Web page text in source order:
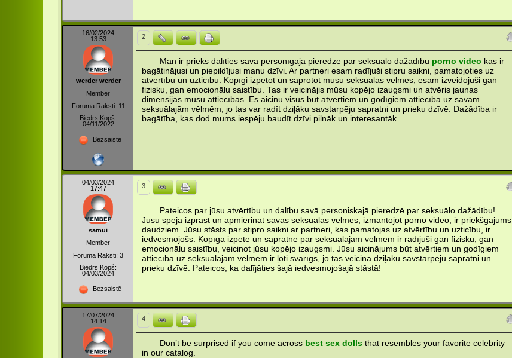
16/02/2024
13:53
werder werder
Member
Foruma Raksti: 11
Biedrs Kopš:
04/11/2022
Bezsaistē
2
Man ir prieks dalīties savā personīgajā pieredzē par seksuālo dažādību porno video kas ir
bagātinājusi un piepildījusi manu dzīvi. Ar partneri esam radījuši stipru saikni, pamatojoties uz
atvērtību un uzticību. Kopīgi izpētot un saprotot mūsu seksuālās vēlmes, esam izveidojuši gan
fizisku, gan emocionālu saistību. Tas ir veicinājis mūsu kopējo izaugsmi un atvēris jaunas
dimensijas mūsu attiecībās. Es aicinu visus būt atvērtiem un godīgiem attiecībā uz savām
seksuālajām vēlmēm, jo tas var radīt dziļāku savstarpēju sapratni un prieku dzīvē. Dažādība ir
bagātība, kas dod mums iespēju baudīt dzīvi pilnāk un interesantāk.
04/03/2024
17:47
samui
Member
Foruma Raksti: 3
Biedrs Kopš:
04/03/2024
Bezsaistē
3
Pateicos par jūsu atvērtību un dalību savā personiskajā pieredzē par seksuālo dažādību!
Jūsu spēja izprast un apmierināt savas seksuālās vēlmes, izmantojot porno video, ir priekšgājums
daudziem. Jūsu stāsts par stipro saikni ar partneri, kas pamatojas uz atvērtību un uzticību, ir
iedvesmojošs. Kopīga izpēte un sapratne par seksuālajām vēlmēm ir radījuši gan fizisku, gan
emocionālu saistību, veicinot jūsu kopējo izaugsmi. Jūsu aicinājums būt atvērtiem un godīgiem
attiecībā uz seksuālajām vēlmēm ir ļoti svarīgs, jo tas veicina dziļāku savstarpēju sapratni un
prieku dzīvē. Pateicos, ka dalījāties šajā iedvesmojošajā stāstā!
17/07/2024
14:14
4
Don’t be surprised if you come across best sex dollsthat resembles your favorite celebrity
in our catalog.